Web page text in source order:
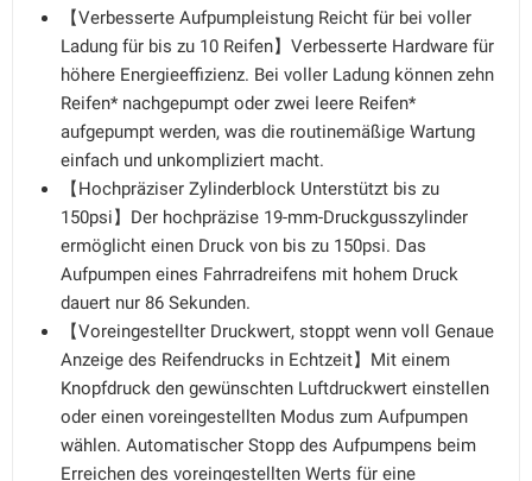
【Verbesserte Aufpumpleistung Reicht für bei voller
Ladung für bis zu 10 Reifen】Verbesserte Hardware für
höhere Energieeffizienz. Bei voller Ladung können zehn
Reifen* nachgepumpt oder zwei leere Reifen*
aufgepumpt werden, was die routinemäßige Wartung
einfach und unkompliziert macht.
【Hochpräziser Zylinderblock Unterstützt bis zu
150psi】Der hochpräzise 19-mm-Druckgusszylinder
ermöglicht einen Druck von bis zu 150psi. Das
Aufpumpen eines Fahrradreifens mit hohem Druck
dauert nur 86 Sekunden.
【Voreingestellter Druckwert, stoppt wenn voll Genaue
Anzeige des Reifendrucks in Echtzeit】Mit einem
Knopfdruck den gewünschten Luftdruckwert einstellen
oder einen voreingestellten Modus zum Aufpumpen
wählen. Automatischer Stopp des Aufpumpens beim
Erreichen des voreingestellten Werts für eine